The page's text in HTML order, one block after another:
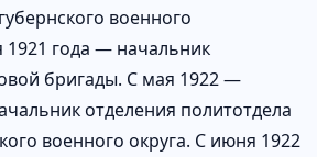
военного
1921 года — начальник
бригады. С мая 1922 —
отделения политотдела
военного округа. С июня 1922